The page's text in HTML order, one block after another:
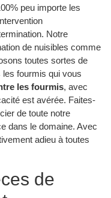
peu importe les
Notre
de nuisibles comme
toutes sortes de
les fourmis qui vous
les fourmis, avec
est avérée. Faites-
de toute notre
dans le domaine. Avec
adieu à toutes
de